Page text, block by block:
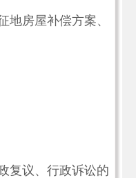
地房屋补偿方案、
复议、行政诉讼的